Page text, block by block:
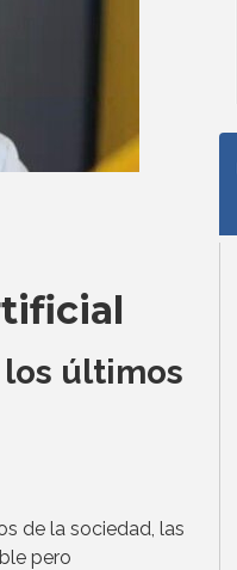
últimos
de la sociedad, las
pero